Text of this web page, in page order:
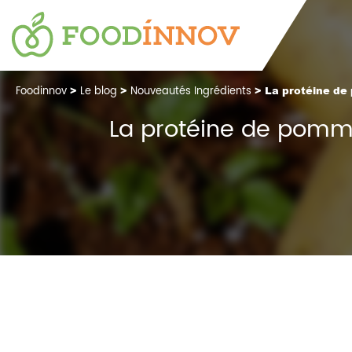
Foodinnov > Le blog > Nouveautés Ingrédients > La protéine
La protéine de